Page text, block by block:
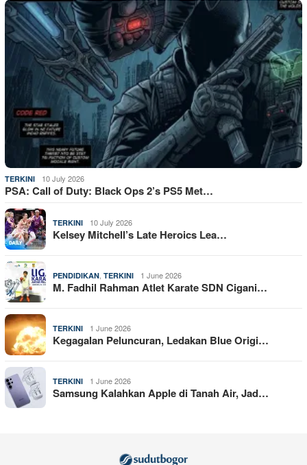
TERKINI 10 July 2026
PSA: Call of Duty: Black Ops 2’s PS5 Met…
TERKINI 10 July 2026
Kelsey Mitchell’s Late Heroics Lea…
PENDIDIKAN TERKINI 1 June 2026
M. Fadhil Rahman Atlet Karate SDN Cigani…
TERKINI 1 June 2026
Kegagalan Peluncuran, Ledakan Blue Origi…
TERKINI 1 June 2026
Samsung Kalahkan Apple di Tanah Air, Jad…